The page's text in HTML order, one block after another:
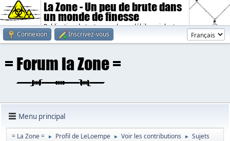
La Zone - Un peu de brute dans
un monde de finesse
Publication de textes sombres, débiles, violents.
Connexion
Inscrivez-vous
Menu principal
= La Zone = ► Profil de LeLoempe ► Voir les contributions ► Sujets